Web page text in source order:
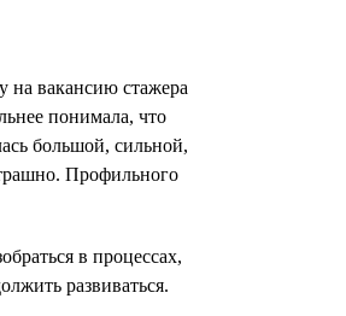
на вакансию стажера
понимала, что
большой, сильной,
Профильного
в процессах,
развиваться.